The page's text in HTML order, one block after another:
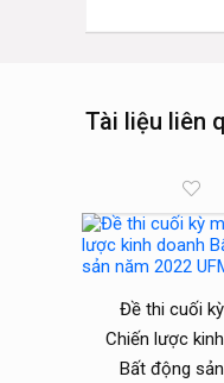
Tài liệu liên
Đề thi cuối
Chiến lược
Bất động